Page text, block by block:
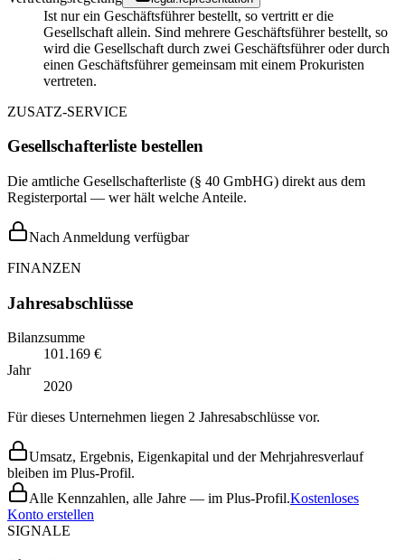
Ist nur ein Geschäftsführer bestellt, so vertritt er die
Gesellschaft allein. Sind mehrere Geschäftsführer bestellt, so
wird die Gesellschaft durch zwei Geschäftsführer oder durch
einen Geschäftsführer gemeinsam mit einem Prokuristen
vertreten.
ZUSATZ-SERVICE
Gesellschafterliste bestellen
Die amtliche Gesellschafterliste (§ 40 GmbHG) direkt aus dem
Registerportal — wer hält welche Anteile.
Nach Anmeldung verfügbar
FINANZEN
Jahresabschlüsse
Bilanzsumme
101.169 €
Jahr
2020
Für dieses Unternehmen liegen 2 Jahresabschlüsse vor.
Umsatz, Ergebnis, Eigenkapital und der Mehrjahresverlauf
bleiben im Plus-Profil.
Alle Kennzahlen, alle Jahre — im Plus-Profil.Kostenloses
Konto erstellen
SIGNALE